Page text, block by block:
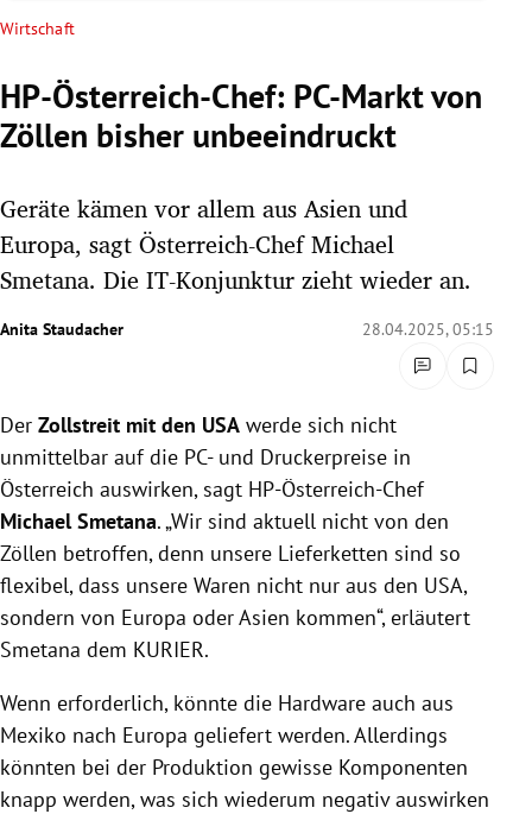
Untermenü
Untermenü
Untermenü
Untermenü
Untermenü
Untermenü
Untermenü
Wirtschaft
HP-Österreich-Chef: PC-Markt von
Zöllen bisher unbeeindruckt
Geräte kämen vor allem aus Asien und
Europa, sagt Österreich-Chef Michael
Smetana. Die IT-Konjunktur zieht wieder an.
Anita Staudacher 28.04.2025, 05:15
Der Zollstreit mit den USA werde sich nicht
unmittelbar auf die PC- und Druckerpreise in
Österreich auswirken, sagt HP-Österreich-Chef
Michael Smetana. „Wir sind aktuell nicht von den
Zöllen betroffen, denn unsere Lieferketten sind so
flexibel, dass unsere Waren nicht nur aus den USA,
sondern von Europa oder Asien kommen“, erläutert
Smetana dem KURIER.
Wenn erforderlich, könnte die Hardware auch aus
Mexiko nach Europa geliefert werden. Allerdings
könnten bei der Produktion gewisse Komponenten
knapp werden, was sich wiederum negativ auswirken